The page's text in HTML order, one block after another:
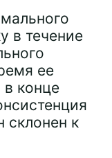
в течение
ее
конце
склонен к